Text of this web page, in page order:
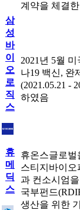
계약을 체결
삼
성
바
이
오
로
직
스
2021년 5월
나19 백신, 완
(2021.05.21 -
하였음
휴
메
딕
스
휴온스글로벌
스티지바이오
과 컨소시엄
국부펀드
생산을 위한